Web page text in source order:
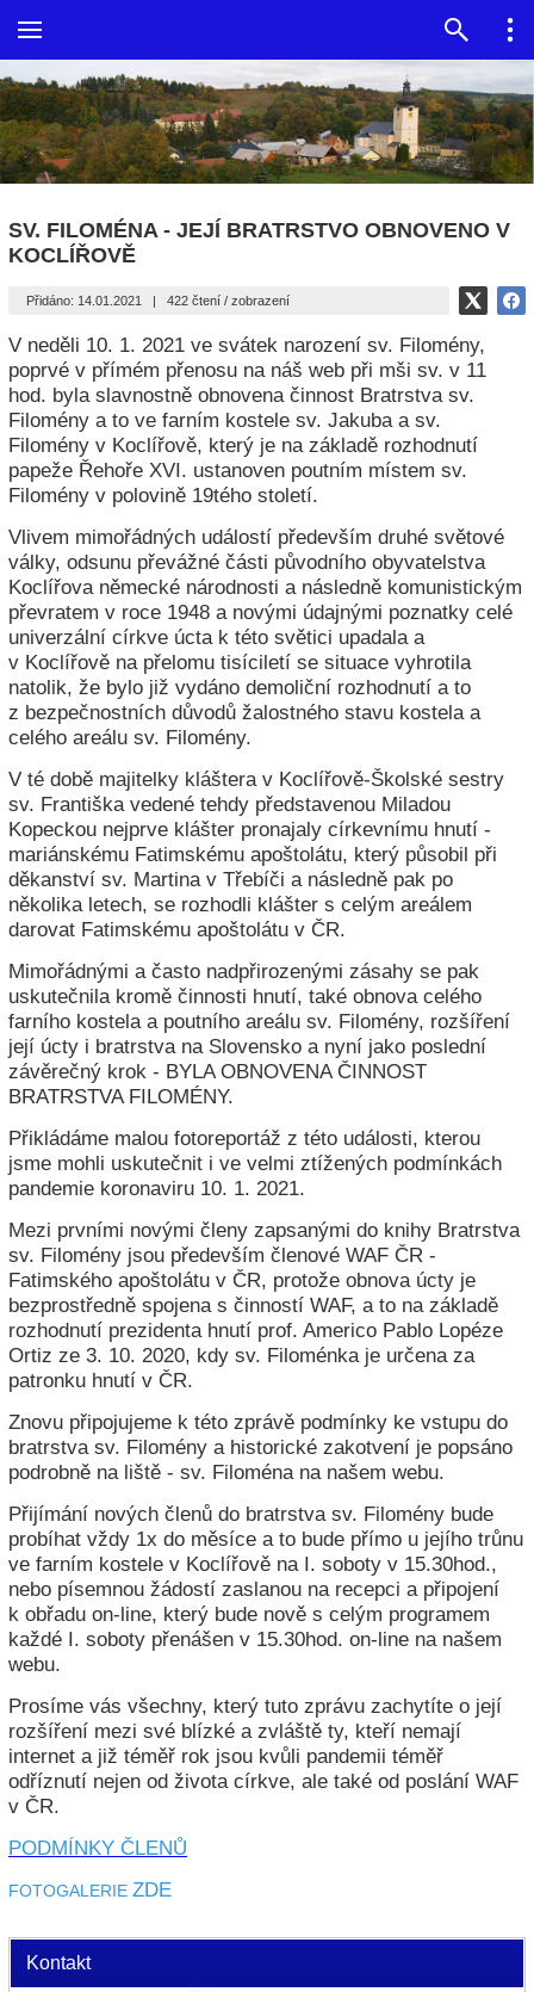
Kontakt
SV. FILOMÉNA - JEJÍ BRATRSTVO OBNOVENO V
KOCLÍŘOVĚ
Přidáno: 14.01.2021 | 422 čtení / zobrazení
V neděli 10. 1. 2021 ve svátek narození sv. Filomény,
poprvé v přímém přenosu na náš web při mši sv. v 11
hod. byla slavnostně obnovena činnost Bratrstva sv.
Filomény a to ve farním kostele sv. Jakuba a sv.
Filomény v Koclířově, který je na základě rozhodnutí
papeže Řehoře XVI. ustanoven poutním místem sv.
Filomény v polovině 19tého století.
Vlivem mimořádných událostí především druhé světové
války, odsunu převážné části původního obyvatelstva
Koclířova německé národnosti a následně komunistickým
převratem v roce 1948 a novými údajnými poznatky celé
univerzální církve úcta k této světici upadala a
v Koclířově na přelomu tisíciletí se situace vyhrotila
natolik, že bylo již vydáno demoliční rozhodnutí a to
z bezpečnostních důvodů žalostného stavu kostela a
celého areálu sv. Filomény.
V té době majitelky kláštera v Koclířově-Školské sestry
sv. Františka vedené tehdy představenou Miladou
Kopeckou nejprve klášter pronajaly církevnímu hnutí -
mariánskému Fatimskému apoštolátu, který působil při
děkanství sv. Martina v Třebíči a následně pak po
několika letech, se rozhodli klášter s celým areálem
darovat Fatimskému apoštolátu v ČR.
Mimořádnými a často nadpřirozenými zásahy se pak
uskutečnila kromě činnosti hnutí, také obnova celého
farního kostela a poutního areálu sv. Filomény, rozšíření
její úcty i bratrstva na Slovensko a nyní jako poslední
závěrečný krok - BYLA OBNOVENA ČINNOST
BRATRSTVA FILOMÉNY.
Přikládáme malou fotoreportáž z této události, kterou
jsme mohli uskutečnit i ve velmi ztížených podmínkách
pandemie koronaviru 10. 1. 2021.
Mezi prvními novými členy zapsanými do knihy Bratrstva
sv. Filomény jsou především členové WAF ČR -
Fatimského apoštolátu v ČR, protože obnova úcty je
bezprostředně spojena s činností WAF, a to na základě
rozhodnutí prezidenta hnutí prof. Americo Pablo Lopéze
Ortiz ze 3. 10. 2020, kdy sv. Filoménka je určena za
patronku hnutí v ČR.
Znovu připojujeme k této zprávě podmínky ke vstupu do
bratrstva sv. Filomény a historické zakotvení je popsáno
podrobně na liště - sv. Filoména na našem webu.
Přijímání nových členů do bratrstva sv. Filomény bude
probíhat vždy 1x do měsíce a to bude přímo u jejího trůnu
ve farním kostele v Koclířově na I. soboty v 15.30hod.,
nebo písemnou žádostí zaslanou na recepci a připojení
k obřadu on-line, který bude nově s celým programem
každé I. soboty přenášen v 15.30hod. on-line na našem
webu.
Prosíme vás všechny, který tuto zprávu zachytíte o její
rozšíření mezi své blízké a zvláště ty, kteří nemají
internet a již téměř rok jsou kvůli pandemii téměř
odříznutí nejen od života církve, ale také od poslání WAF
v ČR.
PODMÍNKY ČLENŮ
FOTOGALERIE ZDE